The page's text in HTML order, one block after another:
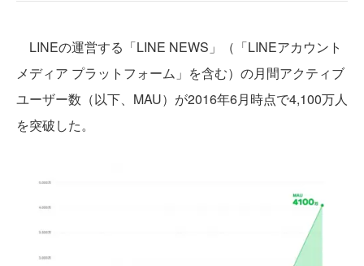
LINEの運営する「LINE NEWS」（「LINEアカウント
メディア プラットフォーム」を含む）の月間アクティブ
ユーザー数（以下、MAU）が2016年6月時点で4,100万人
を突破した。